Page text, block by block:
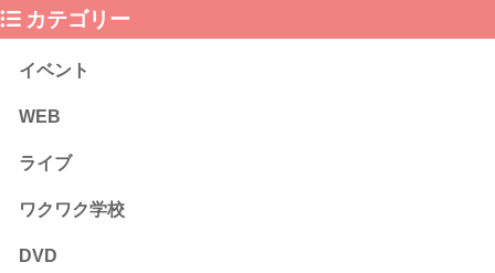
カテゴリー
イベント
WEB
ライブ
ワクワク学校
DVD